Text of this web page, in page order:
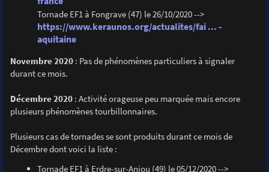
Tornade EF1 à Fongrave (47) le 26/10/2020 -->
https://www.keraunos.org/actualites/fai ... -
aquitaine
Novembre 2020: Pas de phénomènes particuliers à signaler
durant ce mois.
Décembre 2020: Activité orageuse peu marquée mais encore
plusieurs phénomènes tourbillonnaires.
Plusieurs cas de tornades se sont produits durant ce mois de
Décembre dont voici la liste :
Tornade EF1 à Erdre-sur-Anjou (49) le 05/12/2020 -->